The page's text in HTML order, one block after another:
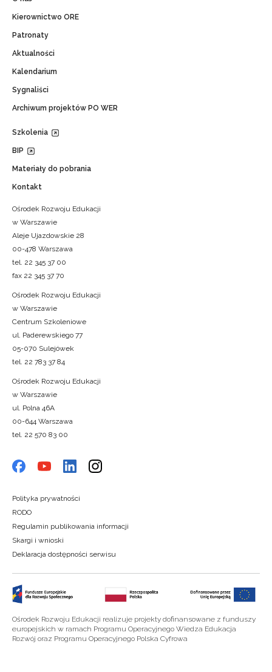
Kierownictwo ORE
Patronaty
Aktualności
Kalendarium
Sygnaliści
Archiwum projektów PO WER
Szkolenia
BIP
Materiały do pobrania
Kontakt
Ośrodek Rozwoju Edukacji
w Warszawie
Aleje Ujazdowskie 28
00-478 Warszawa
tel. 22 345 37 00
fax 22 345 37 70
Ośrodek Rozwoju Edukacji
w Warszawie
Centrum Szkoleniowe
ul. Paderewskiego 77
05-070 Sulejówek
tel. 22 783 37 84
Ośrodek Rozwoju Edukacji
w Warszawie
ul. Polna 46A
00-644 Warszawa
tel. 22 570 83 00
Polityka prywatności
RODO
Regulamin publikowania informacji
Skargi i wnioski
Deklaracja dostępności serwisu
Ośrodek Rozwoju Edukacji realizuje projekty dofinansowane z funduszy
europejskich w ramach Programu Operacyjnego Wiedza Edukacja
Rozwój oraz Programu Operacyjnego Polska Cyfrowa